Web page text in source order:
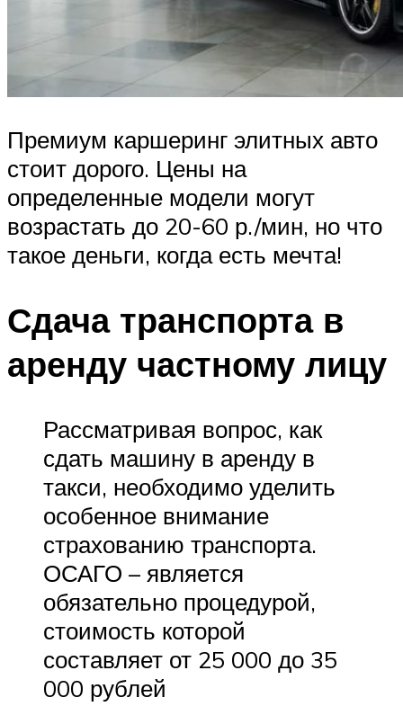
Премиум каршеринг элитных авто
стоит дорого. Цены на
определенные модели могут
возрастать до 20-60 р./мин, но что
такое деньги, когда есть мечта!
Сдача транспорта в
аренду частному лицу
Рассматривая вопрос, как
сдать машину в аренду в
такси, необходимо уделить
особенное внимание
страхованию транспорта.
ОСАГО – является
обязательно процедурой,
стоимость которой
составляет от 25 000 до 35
000 рублей